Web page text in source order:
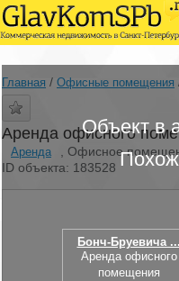
Объект в
Бонч-Бруевича ...
Аренда офисного
помещения
Главная / Офисные помещения
Аренда офисного
Аренда
, Офисное
ID объекта: 183528